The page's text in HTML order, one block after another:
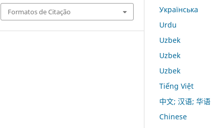
Formatos de Citação
Українська
Urdu
Uzbek
Uzbek
Uzbek
Tiếng Việt
中文; 汉语; 华语
Chinese